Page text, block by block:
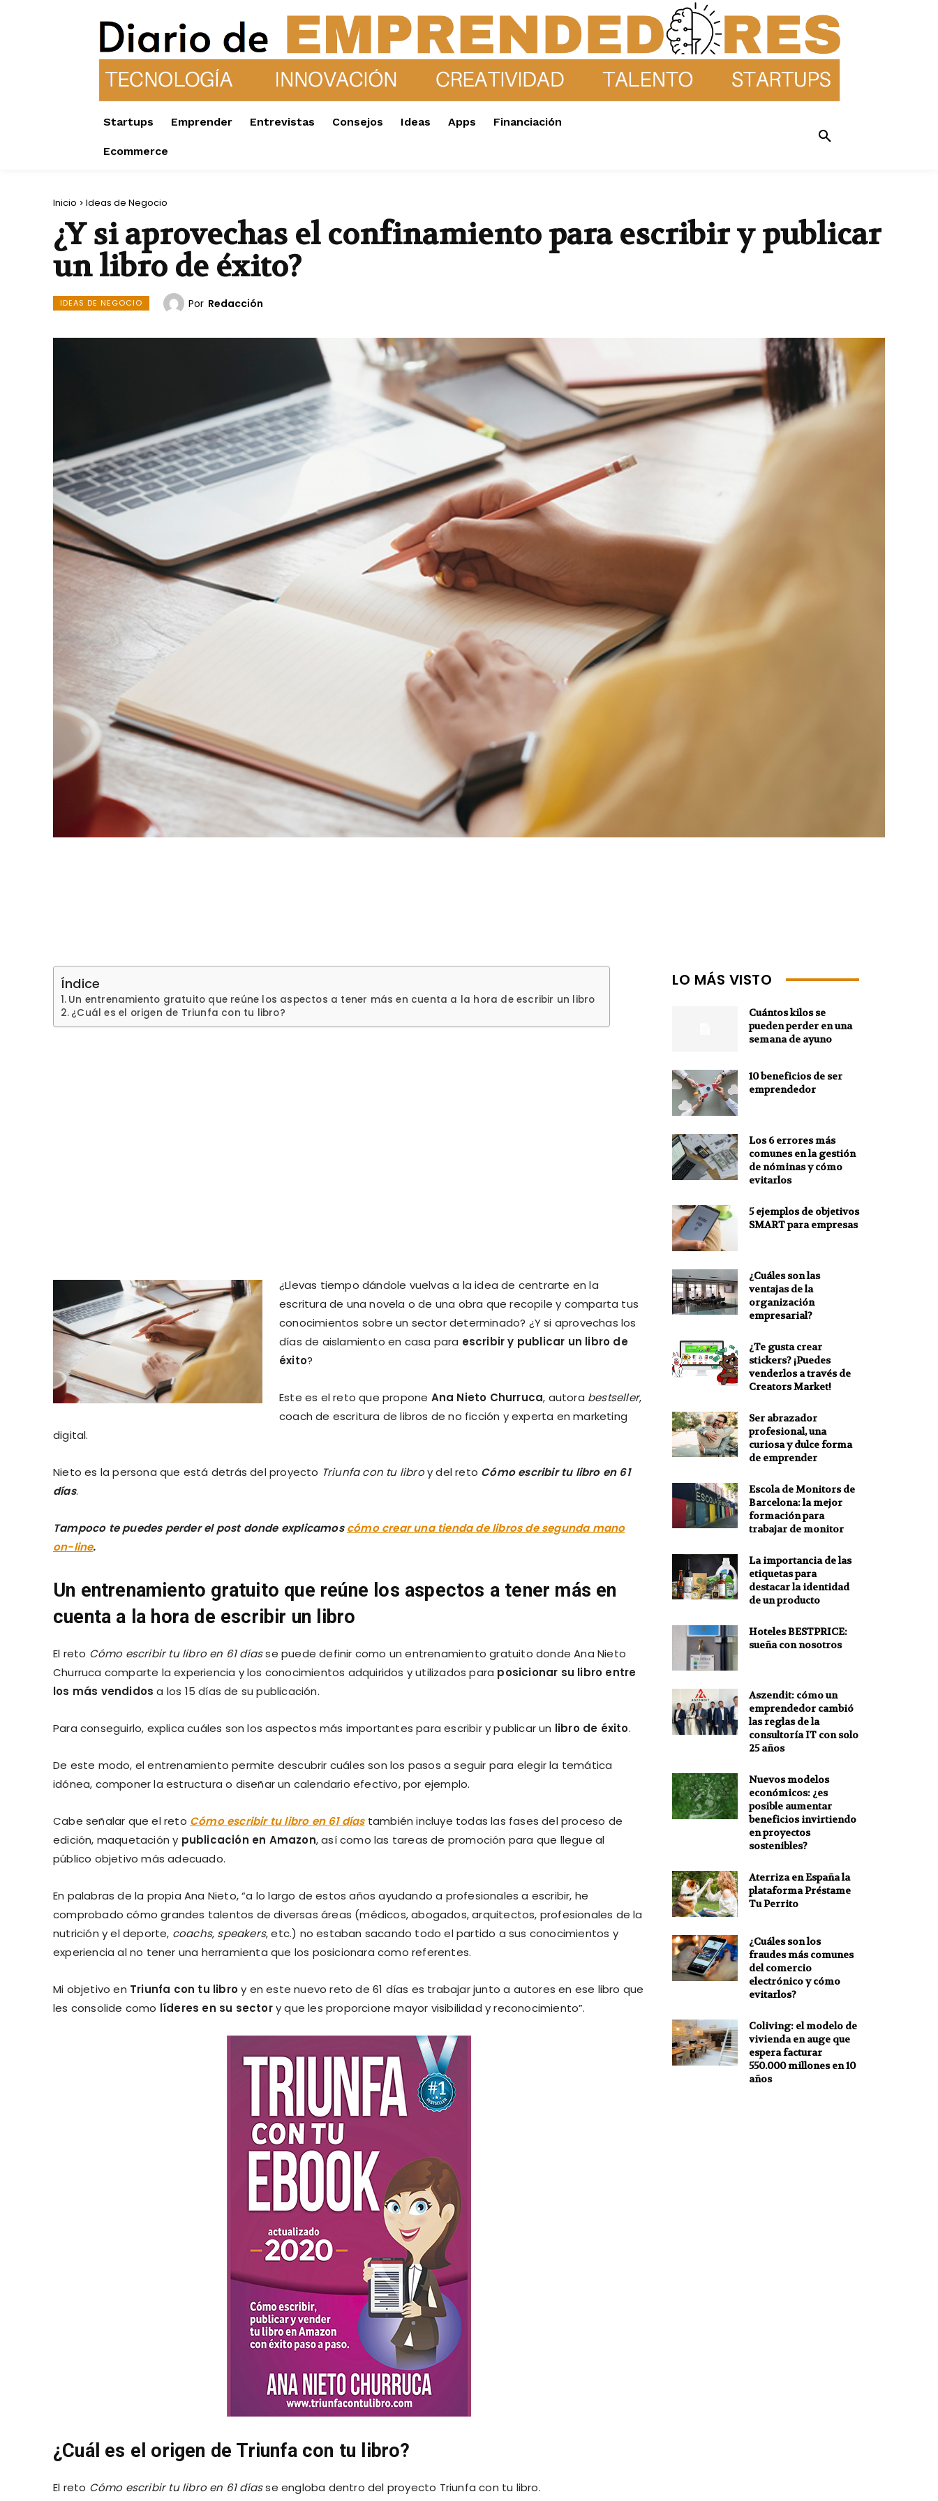
Startups Emprender Entrevistas Consejos Ideas Apps Financiación
Ecommerce
Inicio Ideas de Negocio
¿Y si aprovechas el confinamiento para escribir y publicar
un libro de éxito?
IDEAS DE NEGOCIO Por Redacción
Índice
Un entrenamiento gratuito que reúne los aspectos a tener más en cuenta a la hora de escribir un libro
¿Cuál es el origen de Triunfa con tu libro?
¿Llevas tiempo dándole vuelvas a la idea de centrarte en la
escritura de una novela o de una obra que recopile y comparta tus
conocimientos sobre un sector determinado? ¿Y si aprovechas los
días de aislamiento en casa para escribir y publicar un libro de
éxito?
Este es el reto que propone Ana Nieto Churruca, autora bestseller,
coach de escritura de libros de no ficción y experta en marketing
digital.
Nieto es la persona que está detrás del proyecto Triunfa con tu libroy del reto Cómo escribir tu libro en 61
días.
Tampoco te puedes perder el post donde explicamoscómo crear una tienda de libros de segunda mano
on-line.
Un entrenamiento gratuito que reúne los aspectos a tener más en
cuenta a la hora de escribir un libro
El reto Cómo escribir tu libro en 61 díasse puede definir como un entrenamiento gratuito donde Ana Nieto
Churruca comparte la experiencia y los conocimientos adquiridos y utilizados para posicionar su libro entre
los más vendidos a los 15 días de su publicación.
Para conseguirlo, explica cuáles son los aspectos más importantes para escribir y publicar un libro de éxito.
De este modo, el entrenamiento permite descubrir cuáles son los pasos a seguir para elegir la temática
idónea, componer la estructura o diseñar un calendario efectivo, por ejemplo.
Cabe señalar que el reto Cómo escribir tu libro en 61 díastambién incluye todas las fases del proceso de
edición, maquetación y publicación en Amazon, así como las tareas de promoción para que llegue al
público objetivo más adecuado.
En palabras de la propia Ana Nieto, “a lo largo de estos años ayudando a profesionales a escribir, he
comprobado cómo grandes talentos de diversas áreas (médicos, abogados, arquitectos, profesionales de la
nutrición y el deporte, coachs, speakers, etc.) no estaban sacando todo el partido a sus conocimientos y
experiencia al no tener una herramienta que los posicionara como referentes.
Mi objetivo en Triunfa con tu libroy en este nuevo reto de 61 días es trabajar junto a autores en ese libro que
les consolide como líderes en su sectory que les proporcione mayor visibilidad y reconocimiento”.
¿Cuál es el origen de Triunfa con tu libro?
El reto Cómo escribir tu libro en 61 díasse engloba dentro del proyecto Triunfa con tu libro.
LO MÁS VISTO
Cuántos kilos se
pueden perder en una
semana de ayuno
10 beneficios de ser
emprendedor
Los 6 errores más
comunes en la gestión
de nóminas y cómo
evitarlos
5 ejemplos de objetivos
SMART para empresas
¿Cuáles son las
ventajas de la
organización
empresarial?
¿Te gusta crear
stickers? ¡Puedes
venderlos a través de
Creators Market!
Ser abrazador
profesional, una
curiosa y dulce forma
de emprender
Escola de Monitors de
Barcelona: la mejor
formación para
trabajar de monitor
La importancia de las
etiquetas para
destacar la identidad
de un producto
Hoteles BESTPRICE:
sueña con nosotros
Aszendit: cómo un
emprendedor cambió
las reglas de la
consultoría IT con solo
25 años
Nuevos modelos
económicos: ¿es
posible aumentar
beneficios invirtiendo
en proyectos
sostenibles?
Aterriza en España la
plataforma Préstame
Tu Perrito
¿Cuáles son los
fraudes más comunes
del comercio
electrónico y cómo
evitarlos?
Coliving: el modelo de
vivienda en auge que
espera facturar
550.000 millones en 10
años